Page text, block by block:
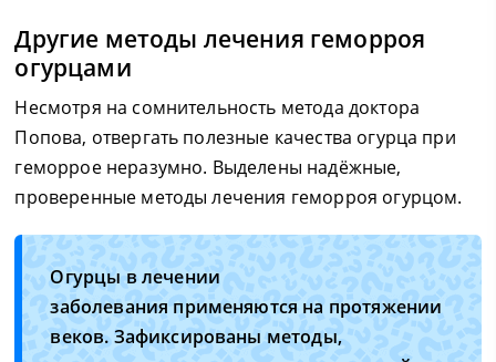
Другие методы лечения геморроя
огурцами
Несмотря на сомнительность метода доктора
Попова, отвергать полезные качества огурца при
геморрое неразумно. Выделены надёжные,
проверенные методы лечения геморроя огурцом.
Огурцы в лечении
заболевания применяются на протяжении
веков. Зафиксированы методы,